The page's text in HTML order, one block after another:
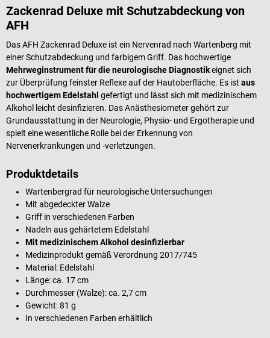
Zackenrad Deluxe mit Schutzabdeckung von
AFH
Das AFH Zackenrad Deluxe ist ein Nervenrad nach Wartenberg mit
einer Schutzabdeckung und farbigem Griff. Das hochwertige
Mehrweginstrument für die neurologische Diagnostikeignet sich
zur Überprüfung feinster Reflexe auf der Hautoberfläche. Es ist aus
hochwertigem Edelstahl gefertigt und lässt sich mit medizinischem
Alkohol leicht desinfizieren. Das Anästhesiometer gehört zur
Grundausstattung in der Neurologie, Physio- und Ergotherapie und
spielt eine wesentliche Rolle bei der Erkennung von
Nervenerkrankungen und -verletzungen.
Produktdetails
Wartenbergrad für neurologische Untersuchungen
Mit abgedeckter Walze
Griff in verschiedenen Farben
Nadeln aus gehärtetem Edelstahl
Mit medizinischem Alkohol desinfizierbar
Medizinprodukt gemäß Verordnung 2017/745
Material: Edelstahl
Länge: ca. 17 cm
Durchmesser (Walze): ca. 2,7 cm
Gewicht: 81 g
In verschiedenen Farben erhältlich